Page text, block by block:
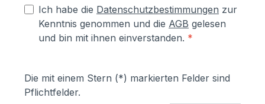
Ich habe die Datenschutzbestimmungen zur
Kenntnis genommen und die AGB gelesen
und bin mit ihnen einverstanden. *
Die mit einem Stern (*) markierten Felder sind
Pflichtfelder.